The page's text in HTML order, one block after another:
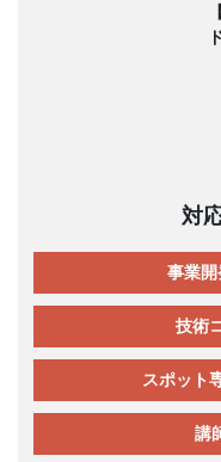
対
事業
技術
スポット
講